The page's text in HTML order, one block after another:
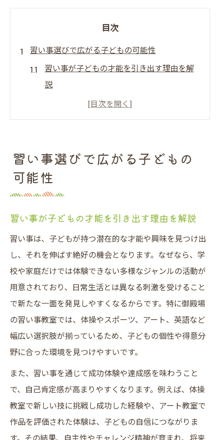
目次
習い事選びで広がる子どもの可能性
習い事が子どもの才能を引き出す理由を解
説
御殿場の習い事で個性を伸ばすコツと考え
方
は
習い事を選ぶ際に重視したい家庭の価値観
御殿場で習い事を始める前に知るべき視点
御殿場の習い事体験で得られる成長のヒン
ト
体操教室を活用した子どもの能力アップ法
御殿場のスポーツ教室で感じる成長の瞬間
習い事体験を通じて育つ自信と挑戦する心
運動も学びも伸ばす習い事活用法
運動系習い事で子どもの基礎体力を育てる
方法
習い事で学びと体をバランスよく育む工夫
御殿場の体操教室で得られる集中力アップ
効果
習い事選びで広がる子どもの
可能性
習い事が子どもの才能を引き出す理由を解説
習い事は、子どもが持つ潜在的な才能や興味を見つけ出
し、それを伸ばす絶好の機会となります。なぜなら、学
校や家庭だけでは体験できない多様なジャンルの活動が
用意されており、日常生活とは異なる刺激を受けること
で新たな一面を発見しやすくなるからです。特に御殿場
の習い事教室では、体操やスポーツ、アート、英語など
幅広い選択肢が揃っているため、子どもの個性や得意分
野に合った環境を見つけやすいです。
また、習い事を通じて成功体験や達成感を味わうこと
で、自己肯定感が高まりやすくなります。例えば、体操
教室で新しい技に挑戦し成功した経験や、アート教室で
作品を評価された体験は、子どもの自信につながりま
す。その結果、自主性やチャレンジ精神が育まれ、将来